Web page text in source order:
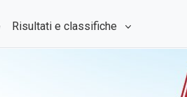
Risultati e classifiche